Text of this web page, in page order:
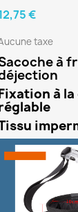
€
taxe
à
à